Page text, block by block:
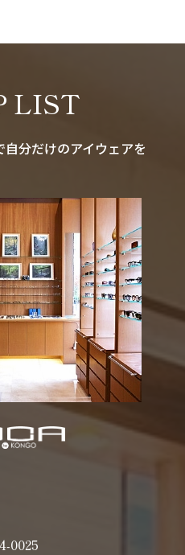
LIST
分だけのアイウェアを
0025